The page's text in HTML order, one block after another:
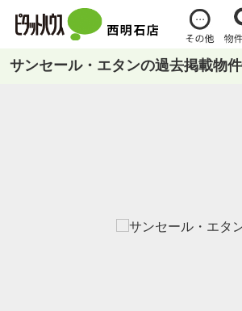
サンセール・エタンの過去掲載物